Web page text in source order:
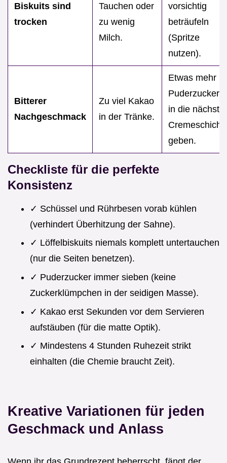
Biskuits sind
trocken
Tauchen oder
zu wenig
Milch.
vorsichtig
beträufeln
(Spritze
nutzen).
Bitterer
Nachgeschmack
Zu viel Kakao
in der Tränke.
Etwas mehr
Puderzucker
in die nächste
Cremeschicht
geben.
Checkliste für die perfekte
Konsistenz
✓ Schüssel und Rührbesen vorab kühlen
(verhindert Überhitzung der Sahne).
✓ Löffelbiskuits niemals komplett untertauchen
(nur die Seiten benetzen).
✓ Puderzucker immer sieben (keine
Zuckerklümpchen in der seidigen Masse).
✓ Kakao erst Sekunden vor dem Servieren
aufstäuben (für die matte Optik).
✓ Mindestens 4 Stunden Ruhezeit strikt
einhalten (die Chemie braucht Zeit).
Kreative Variationen für jeden
Geschmack und Anlass